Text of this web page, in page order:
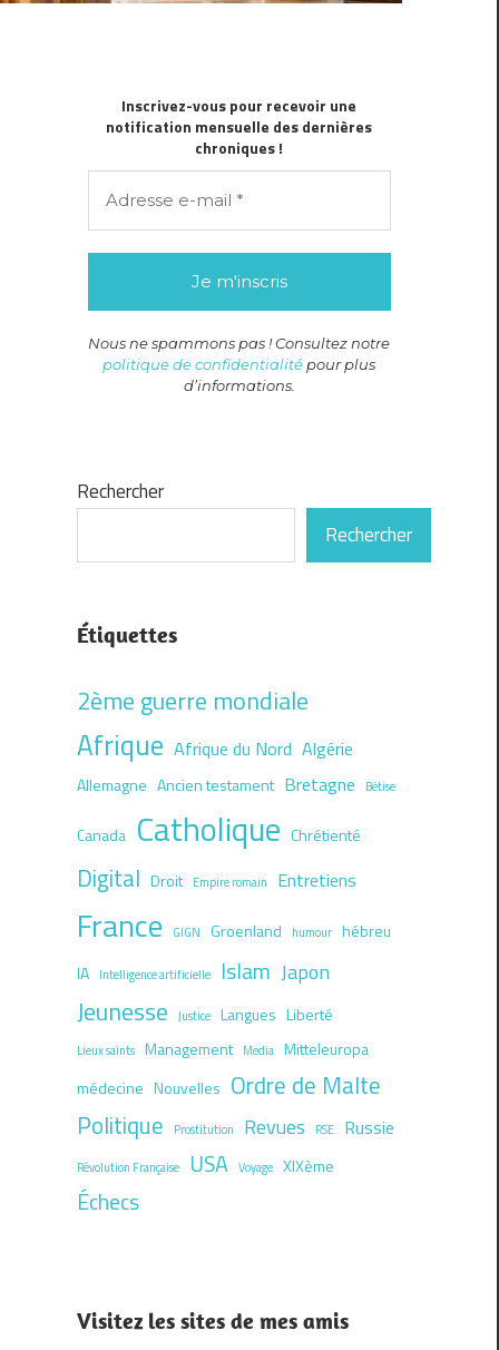
Inscrivez-vous pour recevoir une
notification mensuelle des dernières
chroniques !
Nous ne spammons pas ! Consultez notre
politique de confidentialité pour plus
d’informations.
Rechercher
Rechercher
Étiquettes
2ème guerre mondiale
Afrique Afrique du Nord Algérie
Allemagne Ancien testament Bretagne Bêtise
Canada Catholique Chrétienté
Digital Droit Empire romain Entretiens
France GIGN Groenland humour hébreu
IA
Intelligence artificielle Islam Japon
Jeunesse Justice Langues Liberté
Lieux saints Management Media Mitteleuropa
médecine Nouvelles Ordre de Malte
Politique
Prostitution Revues RSE Russie
Révolution Française USA Voyage XIXème
Échecs
Visitez les sites de mes amis